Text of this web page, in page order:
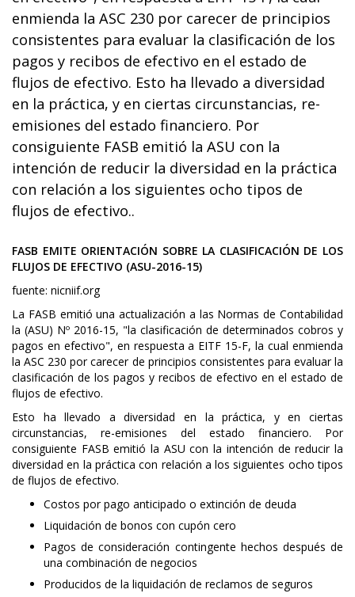
enmienda la ASC 230 por carecer de principios
consistentes para evaluar la clasificación de los
pagos y recibos de efectivo en el estado de
flujos de efectivo. Esto ha llevado a diversidad
en la práctica, y en ciertas circunstancias, re-
emisiones del estado financiero. Por
consiguiente FASB emitió la ASU con la
intención de reducir la diversidad en la práctica
con relación a los siguientes ocho tipos de
flujos de efectivo..
FASB EMITE ORIENTACIÓN SOBRE LA CLASIFICACIÓN DE LOS
FLUJOS DE EFECTIVO (ASU-2016-15)
fuente: nicniif.org
La FASB emitió una actualización a las Normas de Contabilidad
la (ASU) Nº 2016-15, "la clasificación de determinados cobros y
pagos en efectivo", en respuesta a EITF 15-F, la cual enmienda
la ASC 230 por carecer de principios consistentes para evaluar la
clasificación de los pagos y recibos de efectivo en el estado de
flujos de efectivo.
Esto ha llevado a diversidad en la práctica, y en ciertas
circunstancias, re-emisiones del estado financiero. Por
consiguiente FASB emitió la ASU con la intención de reducir la
diversidad en la práctica con relación a los siguientes ocho tipos
de flujos de efectivo.
Costos por pago anticipado o extinción de deuda
Liquidación de bonos con cupón cero
Pagos de consideración contingente hechos después de
una combinación de negocios
Producidos de la liquidación de reclamos de seguros